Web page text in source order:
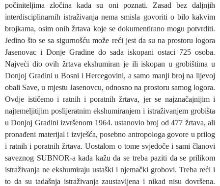
počiniteljima zločina kada su oni poznati. Zasad bez daljnjih
interdisciplinarnih istraživanja nema smisla govoriti o bilo kakvim
brojkama, osim onih žrtava koje se dokumentirano mogu potvrditi.
Jedino što se sa sigurnošću može reći jest da su na prostoru logora
Jasenovac i Donje Gradine do sada iskopani ostaci 725 osoba.
Najveći dio ovih žrtava ekshumiran je ili iskopan u grobištima u
Donjoj Gradini u Bosni i Hercegovini, a samo manji broj na lijevoj
obali Save, u mjestu Jasenovcu, odnosno na prostoru samog logora.
Ovdje ističemo i ratnih i poratnih žrtava, jer se najznačajnijim i
najtemeljitijim poslijeratnim ekshumiranjem i istraživanjem grobišta
u Donjoj Gradini izvršenom 1964. ustanovio broj od 477 žrtava, ali
pronađeni materijal i izvješća, posebno antropologa govore u prilog
i ratnih i poratnih žrtava. Uostalom o tome svjedoče i sami članovi
saveznog SUBNOR-a kada kažu da se treba paziti da se prilikom
istraživanja ne ekshumiraju ustaški i njemački grobovi. Treba reći i
to da su tadašnja istraživanja zaustavljena i nikad nisu dovršena.